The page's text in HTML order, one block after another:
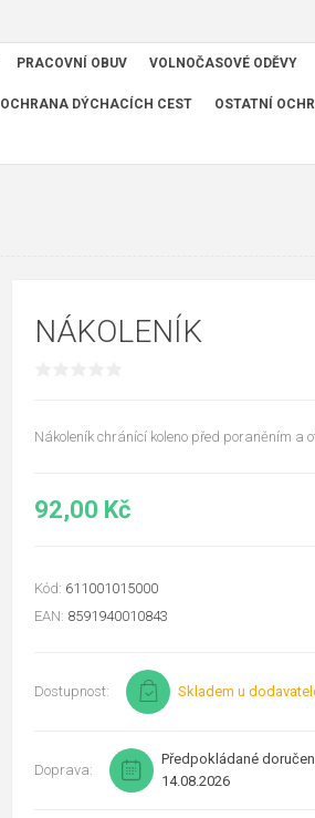
PRACOVNÍ OBUV VOLNOČASOVÉ ODĚVY
OCHRANA DÝCHACÍCH CEST OSTATNÍ
NÁKOLENÍK
Nákoleník chránící koleno před poraněním a
92,00 Kč
Kód: 611001015000
EAN: 8591940010843
Dostupnost: Skladem u
Doprava:
Předpokládané
14.08.2026